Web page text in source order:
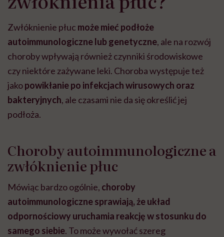
Zwłóknienie płuc może mieć podłoże
autoimmunologiczne lub genetyczne, ale na rozwój
choroby wpływają również czynniki środowiskowe
czy niektóre zażywane leki. Choroba występuje też
jakopowikłanie po infekcjach wirusowych oraz
bakteryjnych, ale czasami nie da się określić jej
podłoża.
Choroby autoimmunologiczne a
zwłóknienie płuc
Mówiąc bardzo ogólnie, choroby
autoimmunologiczne sprawiają, że układ
odpornościowy uruchamia reakcję w stosunku do
samego siebie. To może wywołać szereg